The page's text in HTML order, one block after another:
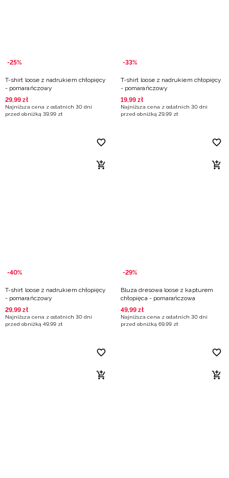
-25%
T-shirt loose z nadrukiem chłopięcy
- pomarańczowy
29,99 zł
Najniższa cena z ostatnich 30 dni
przed obniżką 39,99 zł
-33%
T-shirt loose z nadrukiem chłopięcy
- pomarańczowy
19,99 zł
Najniższa cena z ostatnich 30 dni
przed obniżką 29,99 zł
-40%
T-shirt loose z nadrukiem chłopięcy
- pomarańczowy
29,99 zł
Najniższa cena z ostatnich 30 dni
przed obniżką 49,99 zł
-29%
Bluza dresowa loose z kapturem
chłopięca - pomarańczowa
49,99 zł
Najniższa cena z ostatnich 30 dni
przed obniżką 69,99 zł
Słowacki / EUR
Ukraiński / UAH